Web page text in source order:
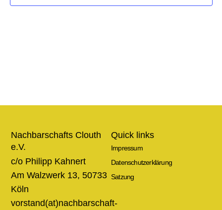
Quick links
Impressum
Datenschutzerklärung
Satzung
Nachbarschafts Clouth
e.V.
c/o Philipp Kahnert
Am Walzwerk 13, 50733
Köln
vorstand(at)nachbarschaft-